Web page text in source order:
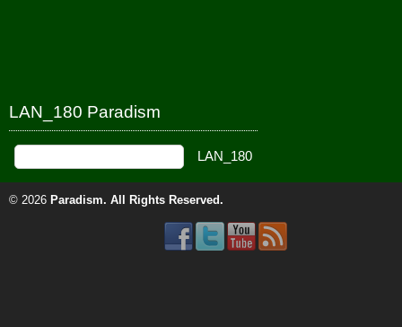
LAN_180 Paradism
© 2026 Paradism. All Rights Reserved.